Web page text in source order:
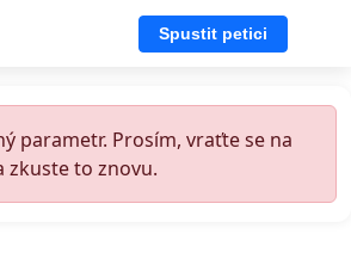
Spustit petici
parametr. Prosím, vraťte se na
zkuste to znovu.